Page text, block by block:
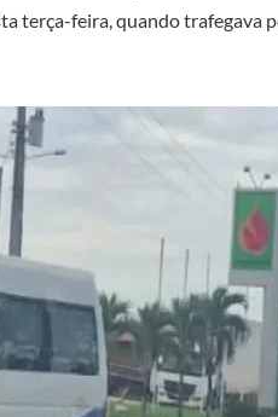
terça-feira, quando trafegava